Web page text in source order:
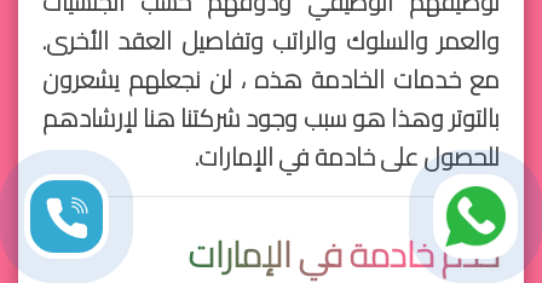
والعمر والسلوك والراتب وتفاصيل العقد الأخرى.
مع خدمات الخادمة هذه ، لن نجعلهم يشعرون
بالتوتر وهذا هو سبب وجود شركتنا هنا لإرشادهم
للحصول على خادمة في الإمارات.
خدم خادمة في الإمارات